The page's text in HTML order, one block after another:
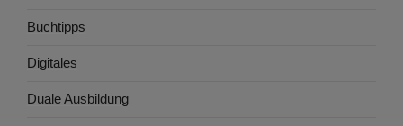
Buchtipps
Digitales
Duale Ausbildung